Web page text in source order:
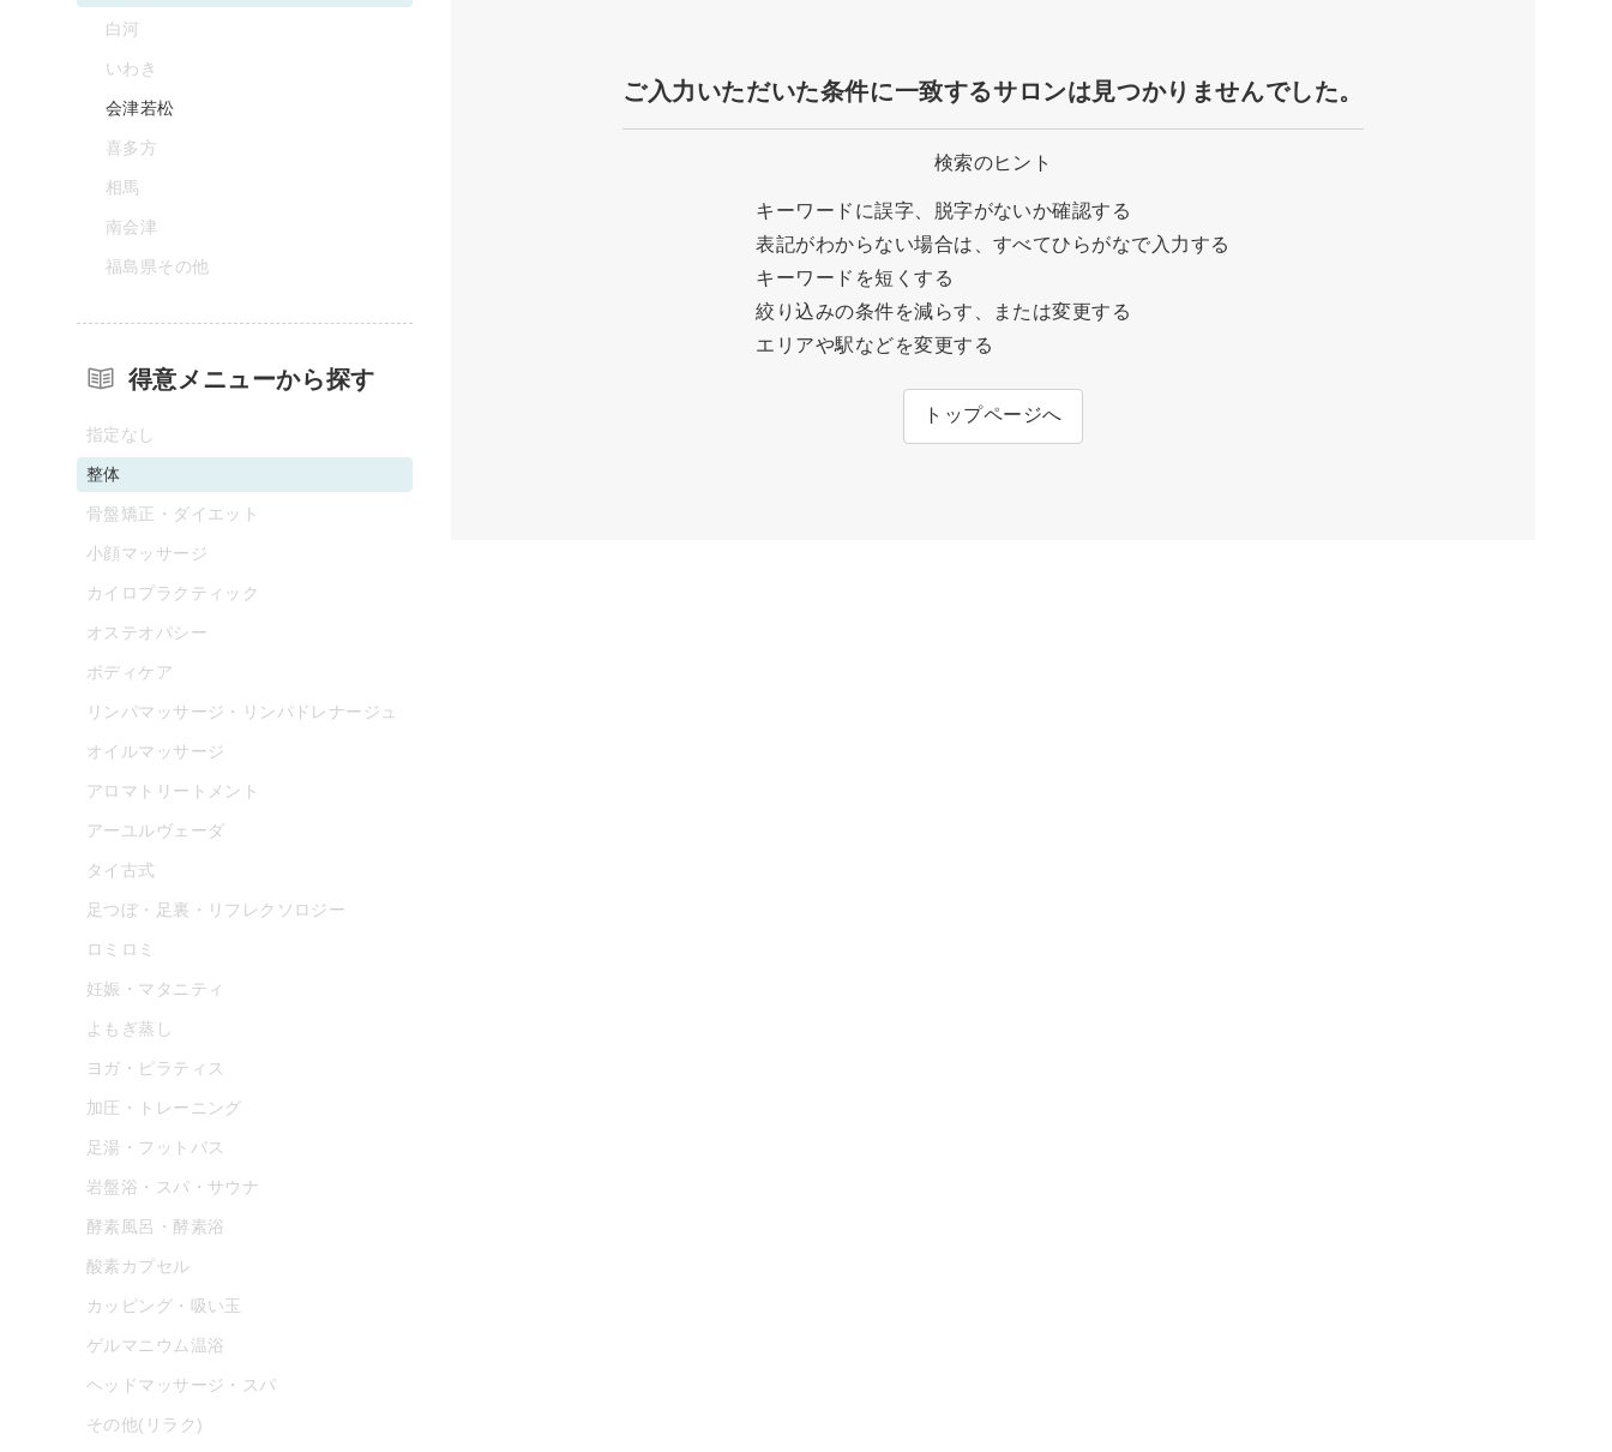
ご入力いただいた条件に一致するサロンは見つかりませんでした。
検索のヒント
キーワードに誤字、脱字がないか確認する
表記がわからない場合は、すべてひらがなで入力する
キーワードを短くする
絞り込みの条件を減らす、または変更する
エリアや駅などを変更する
トップページへ
白河
いわき
会津若松
喜多方
相馬
南会津
福島県その他
得意メニューから探す
指定なし
整体
骨盤矯正・ダイエット
小顔マッサージ
カイロプラクティック
オステオパシー
ボディケア
リンパマッサージ・リンパドレナージュ
オイルマッサージ
アロマトリートメント
アーユルヴェーダ
タイ古式
足つぼ・足裏・リフレクソロジー
ロミロミ
妊娠・マタニティ
よもぎ蒸し
ヨガ・ピラティス
加圧・トレーニング
足湯・フットバス
岩盤浴・スパ・サウナ
酵素風呂・酵素浴
酸素カプセル
カッピング・吸い玉
ゲルマニウム温浴
ヘッドマッサージ・スパ
その他(リラク)